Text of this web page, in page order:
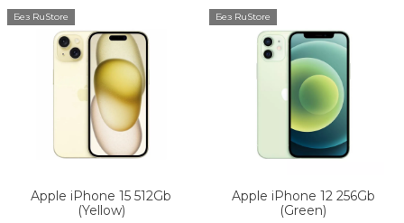
Без RuStore
Apple iPhone 15 512Gb
(Yellow)
Без RuStore
Apple iPhone 12 256Gb
(Green)